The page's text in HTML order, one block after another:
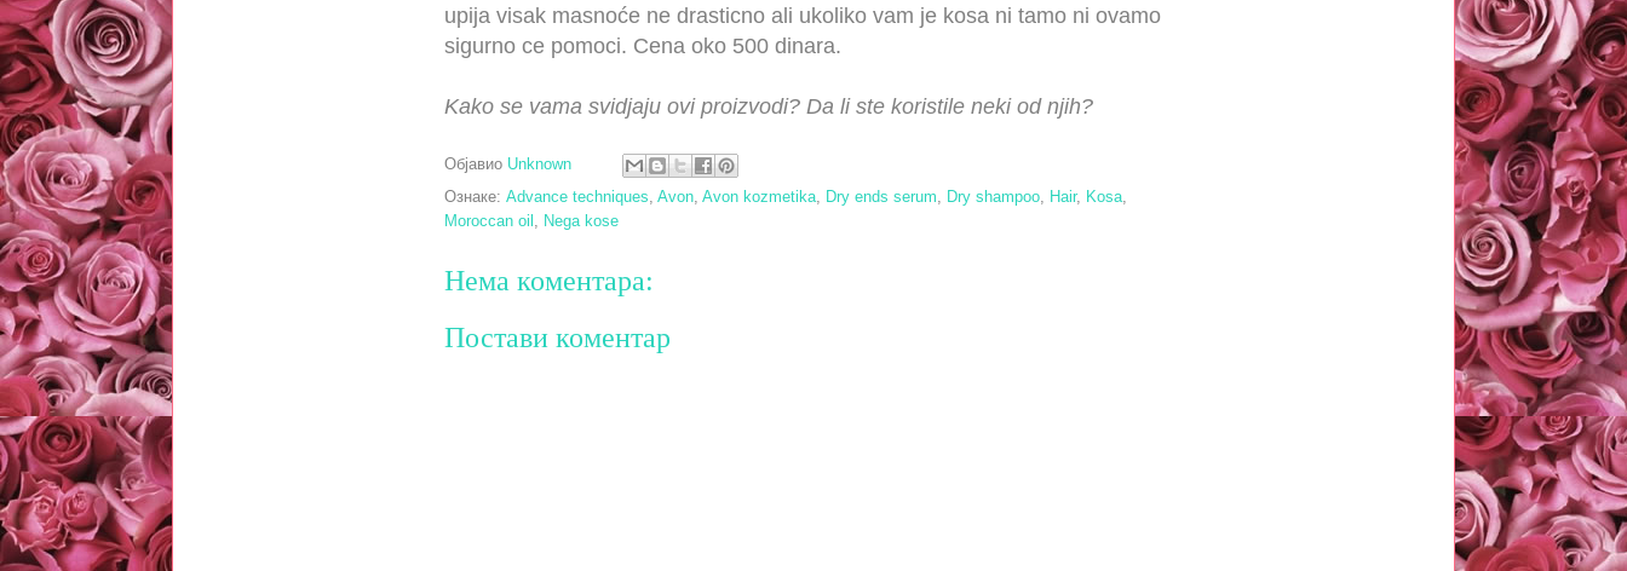
upija visak masnoće ne drasticno ali ukoliko vam je kosa ni tamo ni ovamo
sigurno ce pomoci. Cena oko 500 dinara.
Kako se vama svidjaju ovi proizvodi? Da li ste koristile neki od njih?
Објавио Unknown
Ознаке: Advance techniques, Avon, Avon kozmetika, Dry ends serum, Dry shampoo, Hair, Kosa,
Moroccan oil , Nega kose
Нема коментара:
Постави коментар